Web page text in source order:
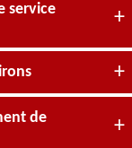
service
de